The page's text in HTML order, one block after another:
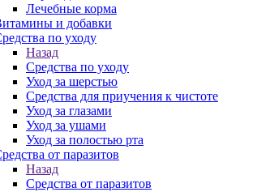
Лечебные корма
и добавки
по уходу
Назад
Средства по уходу
Уход за шерстью
Средства для приучения к чистоте
Уход за глазами
Уход за ушами
Уход за полостью рта
от паразитов
Назад
Средства от паразитов